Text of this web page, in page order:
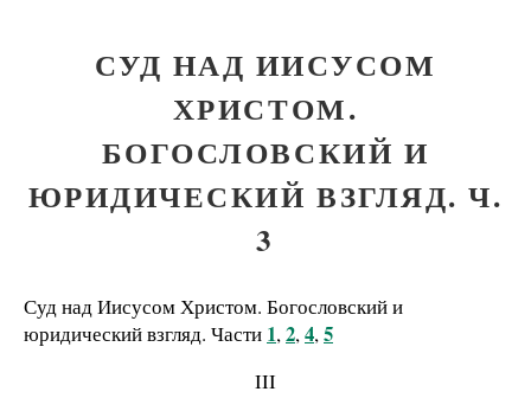
СУД НАД ИИСУСОМ
ХРИСТОМ.
БОГОСЛОВСКИЙ И
ЮРИДИЧЕСКИЙ ВЗГЛЯД. Ч.
3
Суд над Иисусом Христом. Богословский и
юридический взгляд. Части 1,2,4,5
III